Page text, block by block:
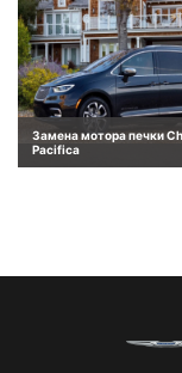
Замена мотора печки
Pacifica